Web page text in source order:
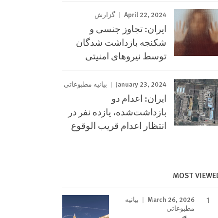
April 22, 2024 گزارش
ایران: تجاوز جنسی و
شکنجه بازداشت شدگان
توسط نیروهای امنیتی
January 23, 2024 بیانیه مطبوعاتی
ایران: اعدام دو
بازداشت‌شده، یازده نفر در
انتظار اعدام قریب الوقوع
MOST
March 26, 2026
بیانیه
مطبوعاتی